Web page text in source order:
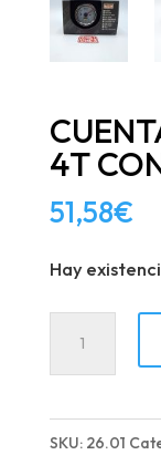
4T
51,58€
Hay
SOPORTE
SKU: 26.01